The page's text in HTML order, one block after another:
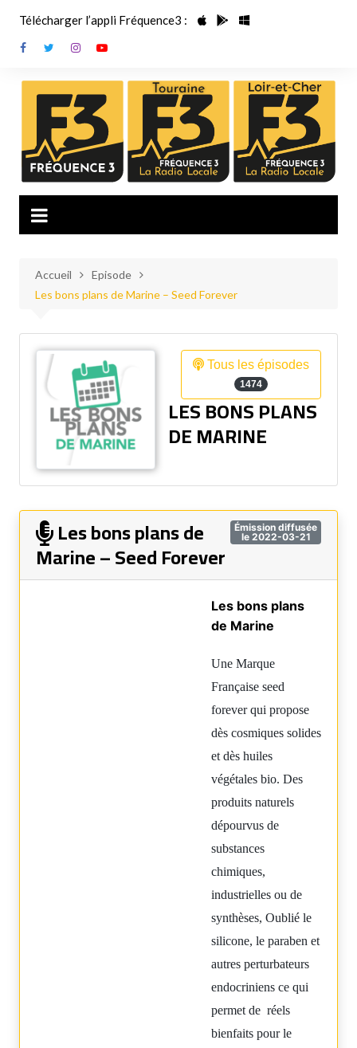
contenu
Télécharger l’appli Fréquence3 :
Accueil
Episode
Les bons plans de Marine – Seed Forever
Tous les épisodes
1474
LES BONS PLANS
DE MARINE
Émission diffusée
le 2022-03-21
Les bons plans de
Marine – Seed Forever
Les bons plans
de Marine
Une Marque
Française seed
forever qui propose
dès cosmiques solides
et dès huiles
végétales bio. Des
produits naturels
dépourvus de
substances
chimiques,
industrielles ou de
synthèses, Oublié le
silicone, le paraben et
autres perturbateurs
endocriniens ce qui
permet de réels
bienfaits pour le